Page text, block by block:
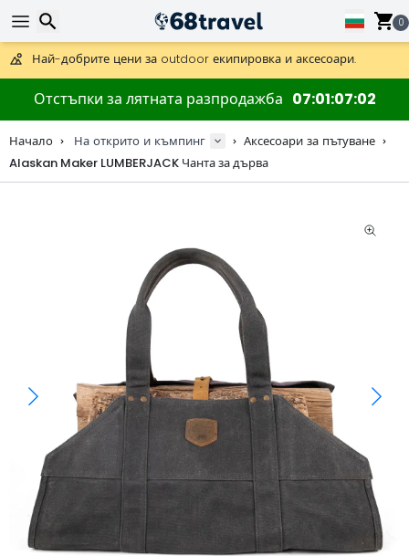
0
Получете безплатна доставка при поръчки над 59 €.
Предлага се и DHL Express за една нощ.
30 дни за връщане, 90 дни за дървени карти и декорации.
Най-добрите цени за outdoor екипировка и аксесоари.
Отстъпки за лятната разпродажба 07010701
Начало На открито и къмпинг
Аксесоари за пътуване
Alaskan Maker LUMBERJACK Чанта за дърва
Търсене